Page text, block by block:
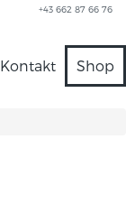
+43 662 87 66 76
Kontakt Shop